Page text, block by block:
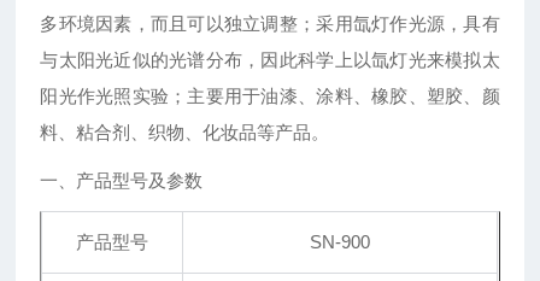
多环境因素，而且可以独立调整；采用氙灯作光源，具有
与太阳光近似的光谱分布，因此科学上以氙灯光来模拟太
阳光作光照实验；主要用于油漆、涂料、橡胶、塑胶、颜
料、粘合剂、织物、化妆品等产品。
一、产品型号及参数
产品型号 SN-900